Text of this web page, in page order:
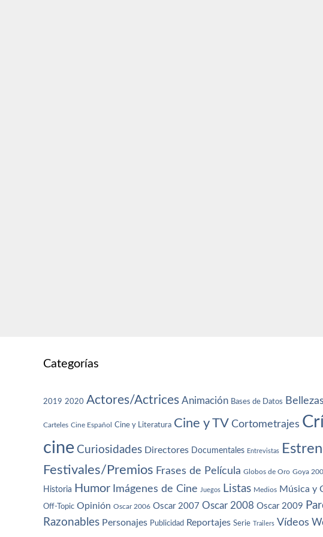
Categorías
2019 2020 Actores/Actrices Animación Bases de Datos
Carteles Cine Español Cine y Literatura Cine y TV Cortometrajes
cine Curiosidades Directores Documentales Entrevistas
Festivales/Premios Frases de Película Globos de Oro Goya
Historia Humor Imágenes de Cine Juegos Listas Medios Música y
Off-Topic Opinión Oscar 2006 Oscar 2007 Oscar 2008 Oscar 2009
Razonables Personajes Publicidad Reportajes Serie Trailers Vídeos